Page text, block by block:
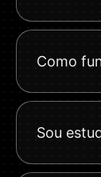
Como
Sou